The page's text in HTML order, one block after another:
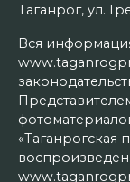
Таганрог, ул.
Вся
«Таганрогская